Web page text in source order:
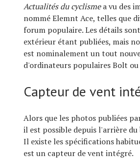
Actualités du cyclismea vu des
nommé Elemnt Ace, telles que
forum populaire. Les détails
extérieur étant publiées, mais
est nominalement un tout
d'ordinateurs populaires Bolt ou
Capteur de vent
Alors que les photos publiées
il est possible depuis l'arrière
Il existe les spécifications
est un capteur de vent intégré.